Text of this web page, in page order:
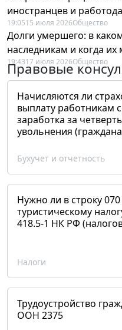
иностранцев и
19:0515 июля 2026Общество
Долги умершего: в
наследникам и когда
19:4317 июля 2026Общество
Правовые
Начисляются ли
выплату работникам
заработка за
увольнения
Бухучет и отчетность
Нужно ли в строку
туристическому
418.5-1 НК РФ
Налоги
Трудоустройство
ООН 2375